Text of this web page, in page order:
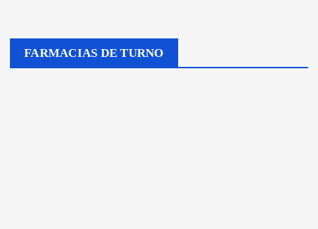
FARMACIAS DE TURNO